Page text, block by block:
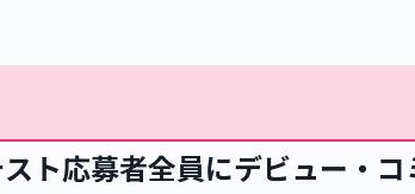
ト応募者全員にデビュー・